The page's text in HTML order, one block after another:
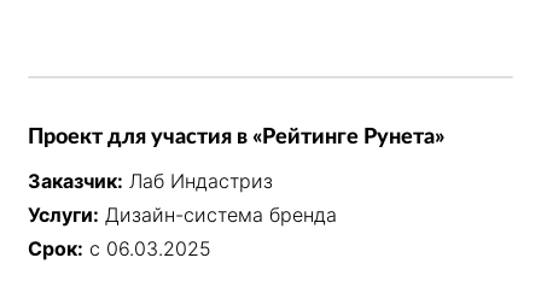
Проект для участия в «Рейтинге Рунета»
Заказчик: Лаб Индастриз
Услуги: Дизайн-система бренда
Срок: с 06.03.2025